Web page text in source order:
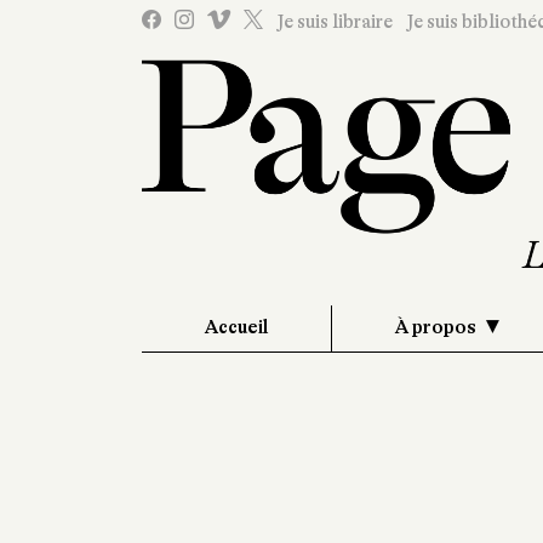
Je suis libraire Je suis
Accueil À propos